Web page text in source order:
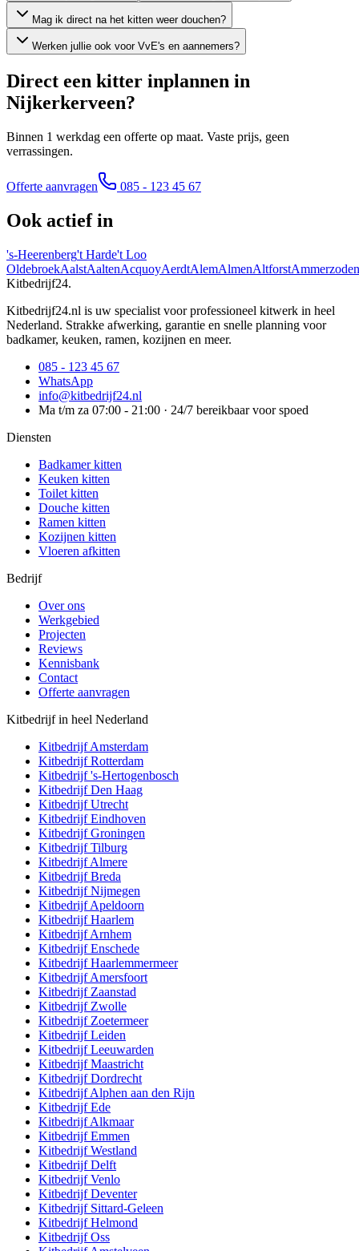
Mag ik direct na het kitten weer douchen?
Werken jullie ook voor VvE's en aannemers?
Direct een kitter inplannen in
Nijkerkerveen?
Binnen 1 werkdag een offerte op maat. Vaste prijs, geen
verrassingen.
Offerte aanvragen 085 - 123 45 67
Ook actief in
's-Heerenberg't Harde't Loo
OldebroekAalstAaltenAcquoyAerdtAlemAlmenAltforstAmmerzoden
Kitbedrijf24.
Kitbedrijf24.nl is uw specialist voor professioneel kitwerk in heel
Nederland. Strakke afwerking, garantie en snelle planning voor
badkamer, keuken, ramen, kozijnen en meer.
085 - 123 45 67
WhatsApp
info@kitbedrijf24.nl
Ma t/m za 07:00 - 21:00 · 24/7 bereikbaar voor spoed
Diensten
Badkamer kitten
Keuken kitten
Toilet kitten
Douche kitten
Ramen kitten
Kozijnen kitten
Vloeren afkitten
Bedrijf
Over ons
Werkgebied
Projecten
Reviews
Kennisbank
Contact
Offerte aanvragen
Kitbedrijf in heel Nederland
KitbedrijfAmsterdam
KitbedrijfRotterdam
Kitbedrijf's-Hertogenbosch
KitbedrijfDen Haag
KitbedrijfUtrecht
KitbedrijfEindhoven
KitbedrijfGroningen
KitbedrijfTilburg
KitbedrijfAlmere
KitbedrijfBreda
KitbedrijfNijmegen
KitbedrijfApeldoorn
KitbedrijfHaarlem
KitbedrijfArnhem
KitbedrijfEnschede
KitbedrijfHaarlemmermeer
KitbedrijfAmersfoort
Kitbedrijf Zaanstad
Kitbedrijf Zwolle
Kitbedrijf Zoetermeer
KitbedrijfLeiden
KitbedrijfLeeuwarden
KitbedrijfMaastricht
KitbedrijfDordrecht
KitbedrijfAlphen aan den Rijn
KitbedrijfEde
KitbedrijfAlkmaar
KitbedrijfEmmen
KitbedrijfWestland
KitbedrijfDelft
KitbedrijfVenlo
KitbedrijfDeventer
Kitbedrijf Sittard-Geleen
KitbedrijfHelmond
KitbedrijfOss